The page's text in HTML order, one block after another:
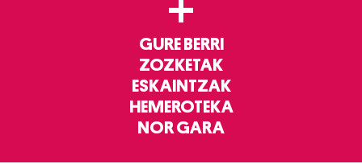
GURE BERRI
ZOZKETAK
ESKAINTZAK
HEMEROTEKA
NOR GARA